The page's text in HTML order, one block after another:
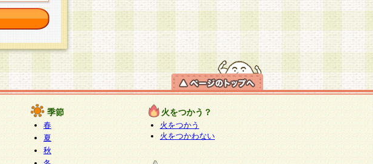
季節
春
夏
秋
火をつかう？
火をつかう
火をつかわない